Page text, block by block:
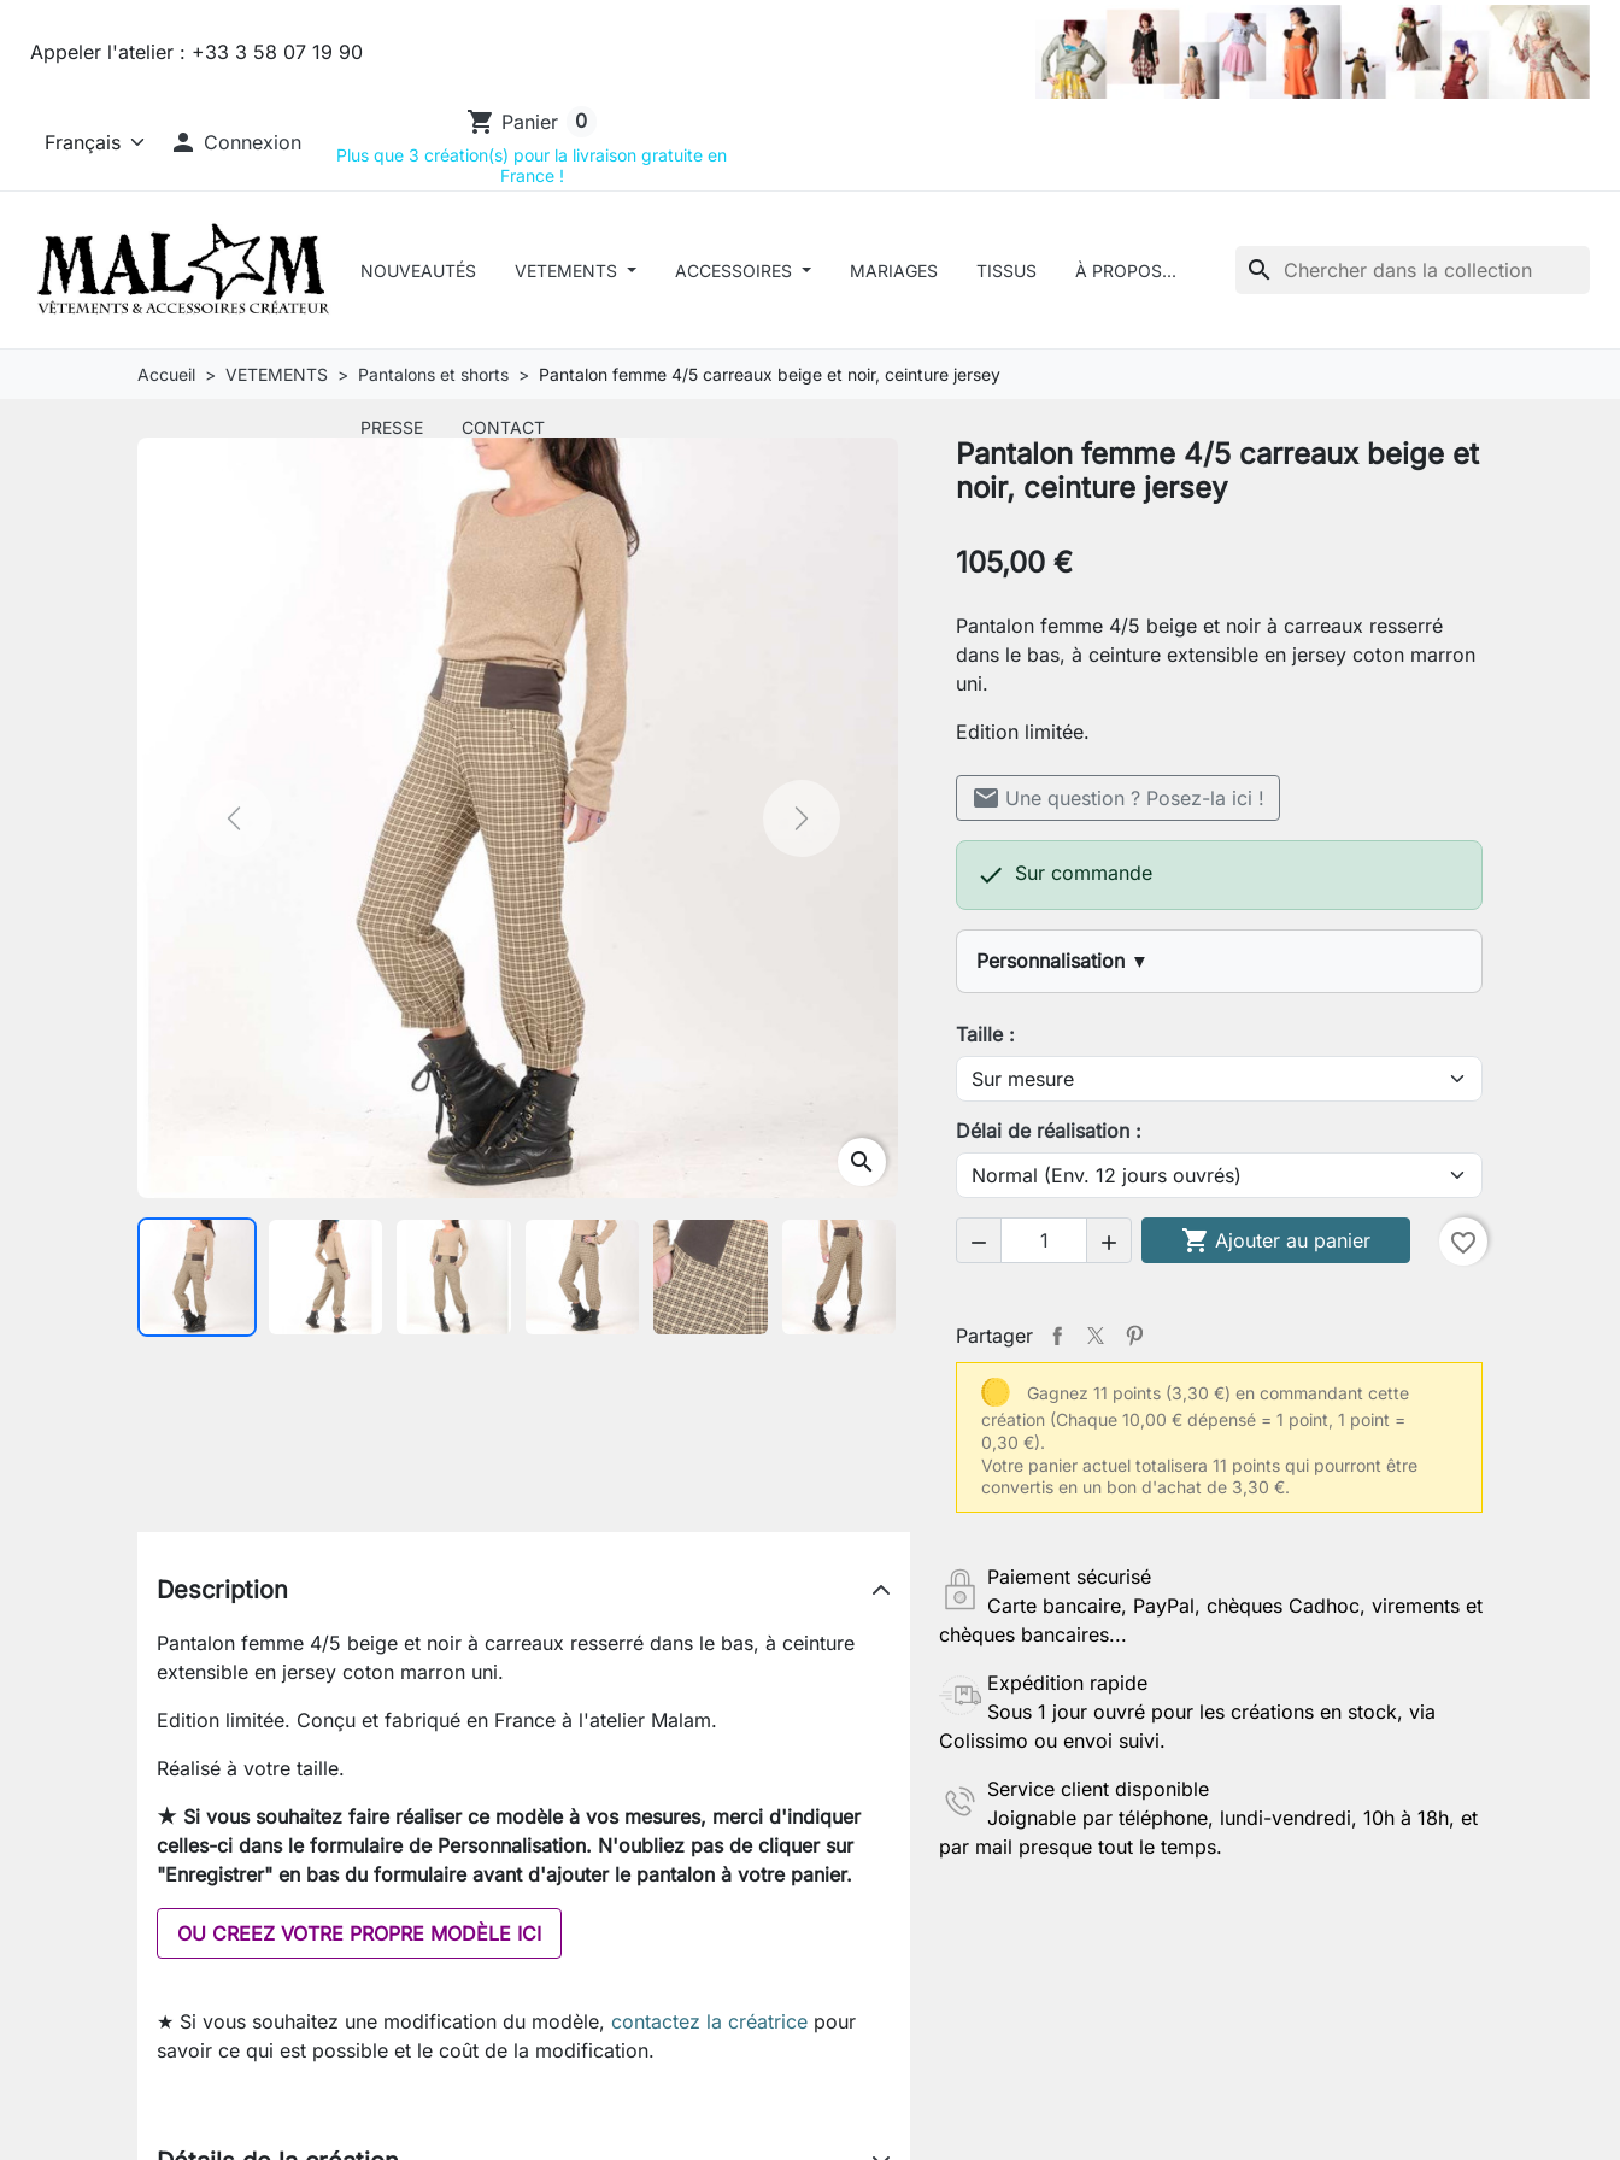
Appeler l'atelier : +33 3 58 07 19 90
 Connexion
shopping_cart Panier 0
Plus que 3 création(s) pour la livraison gratuite en
France !
NOUVEAUTÉS VETEMENTS ACCESSOIRES MARIAGES TISSUS À PROPOS...
PRESSE CONTACT
search
Accueil VETEMENTS Pantalons et shorts Pantalon femme 4/5 carreaux beige et noir, ceinture jersey
Previous Next
search
Pantalon femme 4/5 carreaux beige et
noir, ceinture jersey
105,00 €
Pantalon femme 4/5 beige et noir à carreaux resserré
dans le bas, à ceinture extensible en jersey coton marron
uni.
Edition limitée.
mail Une question ? Posez-la ici !
 Sur commande
Personnalisation ▼
Longueur d'entrejambes désirée
Votre tour de fesses
Autres informations
Enregistrer la personnalisation
Taille :
Délai de réalisation :
   Ajouter au panier favorite_border
Partager
Gagnez 11 points (3,30 €) en commandant cette
création (Chaque 10,00 € dépensé = 1 point, 1 point =
0,30 €).
Votre panier actuel totalisera 11 points qui pourront être
convertis en un bon d'achat de 3,30 €.
Paiement sécurisé
Carte bancaire, PayPal, chèques Cadhoc, virements et
chèques bancaires...
Expédition rapide
Sous 1 jour ouvré pour les créations en stock, via
Colissimo ou envoi suivi.
Service client disponible
Joignable par téléphone, lundi-vendredi, 10h à 18h, et
par mail presque tout le temps.
Description
Pantalon femme 4/5 beige et noir à carreaux resserré dans le bas, à ceinture
extensible en jersey coton marron uni.
Edition limitée. Conçu et fabriqué en France à l'atelier Malam.
Réalisé à votre taille.
★ Si vous souhaitez faire réaliser ce modèle à vos mesures, merci d'indiquer
celles-ci dans le formulaire de Personnalisation. N'oubliez pas de cliquer sur
"Enregistrer" en bas du formulaire avant d'ajouter le pantalon à votre panier.
OU CREEZ VOTRE PROPRE MODÈLE ICI
★ Si vous souhaitez une modification du modèle, contactez la créatrice pour
savoir ce qui est possible et le coût de la modification.